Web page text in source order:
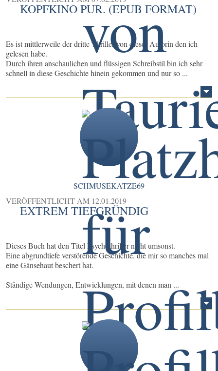
KOPFKINO PUR. (EPUB FORMAT)
Es ist mittlerweile der dritte Thriller von dieser Autorin den ich
gelesen habe.
Durch ihren anschaulichen und flüssigen Schreibstil bin ich sehr
schnell in diese Geschichte hinein gekommen und nur so ...
SCHMUSEKATZE69
VERÖFFENTLICHT AM 12.01.2019
EXTREM TIEFGRÜNDIG
Dieses Buch hat den Titel Psychothriller nicht umsonst.
Eine abgrundtiefe verstörende Geschichte, die mir so manches mal
eine Gänsehaut beschert hat.
Ständige Wendungen, Entwicklungen, mit denen man ...